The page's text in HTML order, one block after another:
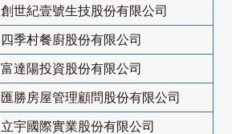
創世紀壹號生技股份有限公司
四季村餐廚股份有限公司
富達陽投資股份有限公司
匯勝房屋管理顧問股份有限公司
立宇國際實業股份有限公司